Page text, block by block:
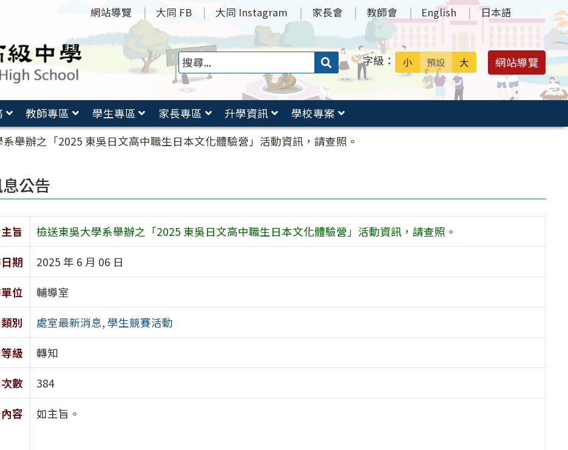
網站導覽 大同 FB 大同 Instagram 家長會 教師會 English 日本語
搜
送出 字級： 小 預設 大 網站導覽
教師專區 學生專區 家長專區 升學資訊
學校專案
舉辦之「2025 東吳日文高中職生日本文化體驗營」活動資訊，請查照。
公告
旨
檢送東吳大學系舉辦之「2025 東吳日文高中職生日本文化體驗營」活動資訊，請查照。
期
2025 年 6 月 06 日
位
輔導室
別
處室最新消息, 學生競賽活動
級
轉知
數
384
容
如主旨。